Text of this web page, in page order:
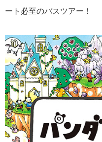
ート必至のバスツアー！